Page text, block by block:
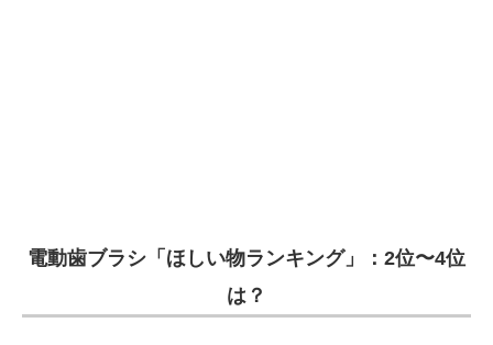
電動歯ブラシ「ほしい物ランキング」：2位〜4位
は？